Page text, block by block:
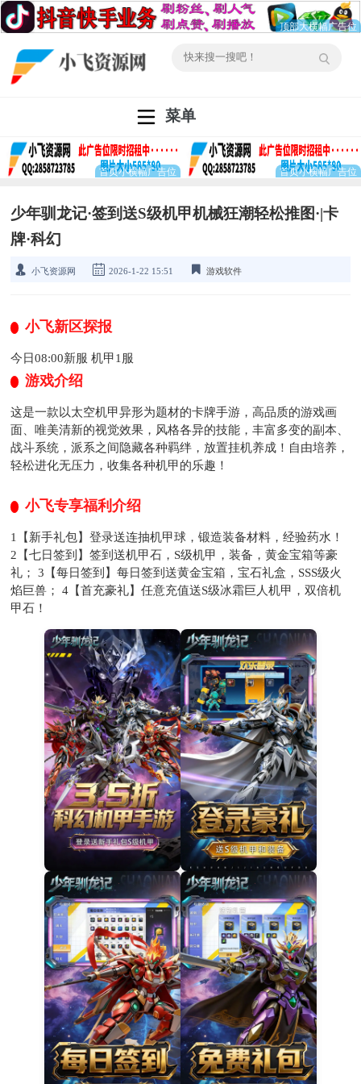
菜单
少年驯龙记·签到送S级机甲机械狂潮轻松推图·|卡
牌·科幻
小飞资源网 2026-1-22 15:51 游戏软件
小飞新区探报
今日08:00新服 机甲1服
游戏介绍
这是一款以太空机甲异形为题材的卡牌手游，高品质的游戏画
面、唯美清新的视觉效果，风格各异的技能，丰富多变的副本、
战斗系统，派系之间隐藏各种羁绊，放置挂机养成！自由培养，
轻松进化无压力，收集各种机甲的乐趣！
小飞专享福利介绍
1【新手礼包】登录送连抽机甲球，锻造装备材料，经验药水！
2【七日签到】签到送机甲石，S级机甲，装备，黄金宝箱等豪
礼； 3【每日签到】每日签到送黄金宝箱，宝石礼盒，SSS级火
焰巨兽； 4【首充豪礼】任意充值送S级冰霜巨人机甲，双倍机
甲石！